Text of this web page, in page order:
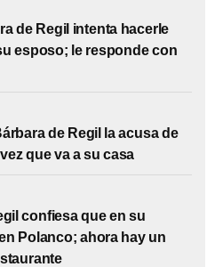
de Regil intenta hacerle
esposo; le responde con
de Regil la acusa de
vez que va a su casa
confiesa que en su
Polanco; ahora hay un